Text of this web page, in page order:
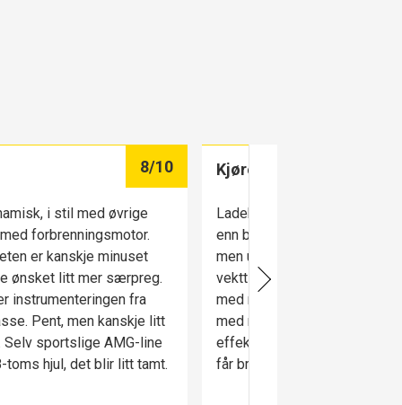
8/10
i stil med øvrige
forbrenningsmotor.
er kanskje minuset
ønsket litt mer særpreg.
instrumenteringen fra
Pent, men kanskje litt
Selv sportslige AMG-line
toms hjul, det blir litt tamt.
Kjøreegenskaper
Ladehybriden veier over 300
enn bensiversjonen med
men understell og styring
vekttillegget og de mange
med ro og presisjon.
med ni trinn jobber presist og
effektivt, og trives når den
får bryne seg på 313 hester.